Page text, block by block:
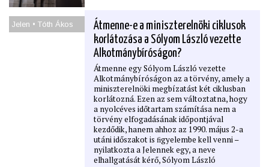
Jelen • Tóth Ákos
Átmenne-e a miniszterelnöki ciklusok
korlátozása a Sólyom László vezette
Alkotmánybíróságon?
Átmenne egy Sólyom László vezette
Alkotmánybíróságon az a törvény, amely a
miniszterelnöki megbízatást két ciklusban
korlátozná. Ezen az sem változtatna, hogy
a nyolcéves időtartam számítása nem a
törvény elfogadásának időpontjával
kezdődik, hanem ahhoz az 1990. május 2-a
utáni időszakot is ﬁgyelembe kell venni –
nyilatkozta a Jelennek egy, a neve
elhallgatását kérő, Sólyom László